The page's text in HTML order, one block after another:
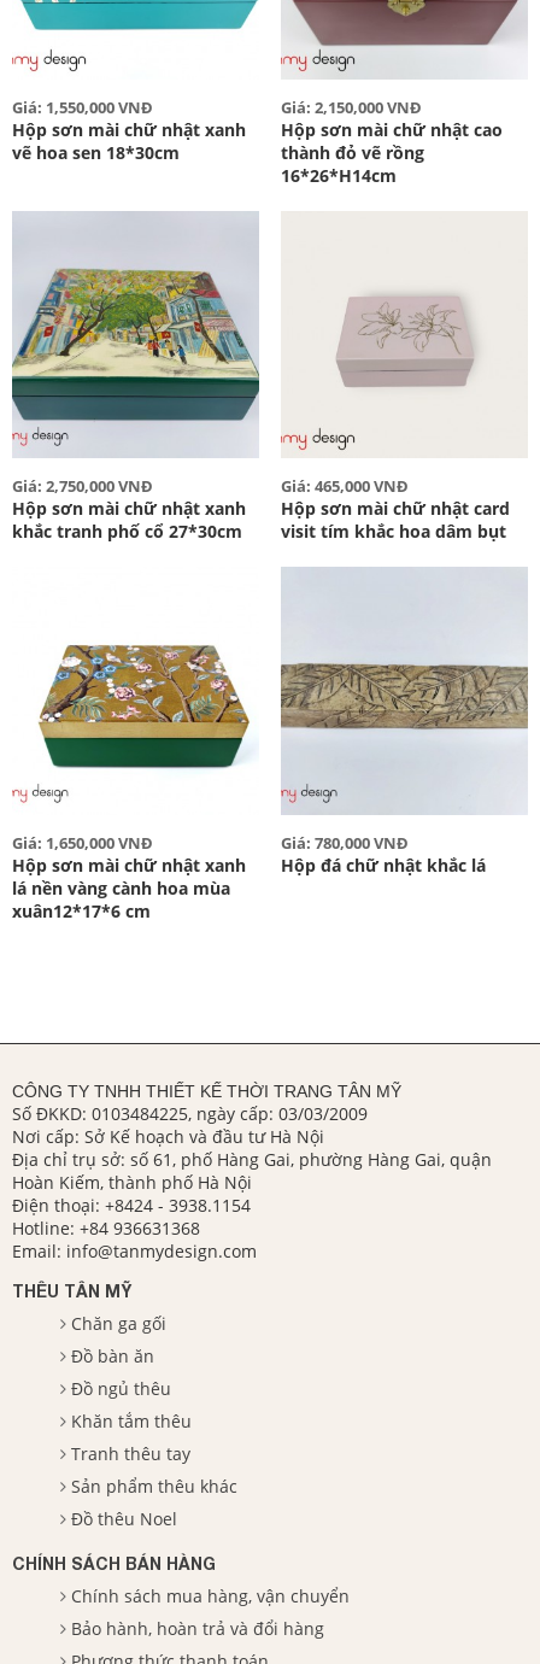
Giá: 1,550,000 VNĐ
Hộp sơn mài chữ nhật xanh
vẽ hoa sen 18*30cm
Giá: 2,150,000 VNĐ
Hộp sơn mài chữ nhật cao
thành đỏ vẽ rồng
16*26*H14cm
Giá: 2,750,000 VNĐ
Hộp sơn mài chữ nhật xanh
khắc tranh phố cổ 27*30cm
Giá: 465,000 VNĐ
Hộp sơn mài chữ nhật card
visit tím khắc hoa dâm bụt
Giá: 1,650,000 VNĐ
Hộp sơn mài chữ nhật xanh
lá nền vàng cành hoa mùa
xuân12*17*6 cm
Giá: 780,000 VNĐ
Hộp đá chữ nhật khắc lá
CÔNG TY TNHH THIẾT KẾ THỜI TRANG TÂN MỸ
Số ĐKKD: 0103484225, ngày cấp: 03/03/2009
Nơi cấp: Sở Kế hoạch và đầu tư Hà Nội
Địa chỉ trụ sở: số 61, phố Hàng Gai, phường Hàng Gai, quận
Hoàn Kiếm, thành phố Hà Nội
Điện thoại: +8424 - 3938.1154
Hotline: +84 936631368
Email: info@tanmydesign.com
THÊU TÂN MỸ
Chăn ga gối
Đồ bàn ăn
Đồ ngủ thêu
Khăn tắm thêu
Tranh thêu tay
Sản phẩm thêu khác
Đồ thêu Noel
CHÍNH SÁCH BÁN HÀNG
Chính sách mua hàng, vận chuyển
Bảo hành, hoàn trả và đổi hàng